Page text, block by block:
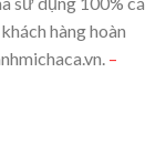
hàng hoàn
–